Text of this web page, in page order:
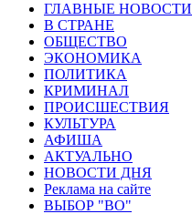
ГЛАВНЫЕ НОВОСТИ
В СТРАНЕ
ОБЩЕСТВО
ЭКОНОМИКА
ПОЛИТИКА
КРИМИНАЛ
ПРОИСШЕСТВИЯ
КУЛЬТУРА
АФИША
АКТУАЛЬНО
НОВОСТИ ДНЯ
Реклама на сайте
ВЫБОР "ВО"